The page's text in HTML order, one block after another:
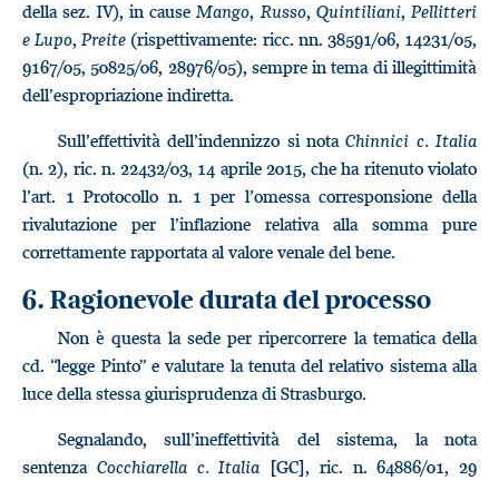
della sez. IV), in causeMango,Russo, Quintiliani, Pellitteri
e Lupo,Preite (rispettivamente: ricc. nn. 38591/06, 14231/05,
9167/05, 50825/06, 28976/05), sempre in tema di illegittimità
dell’espropriazione indiretta.
Sull’effettività dell’indennizzo si notaChinnici c. Italia
(n. 2), ric. n. 22432/03, 14 aprile 2015, che ha ritenuto violato
l’art. 1 Protocollo n. 1 per l’omessa corresponsione della
rivalutazione per l’inflazione relativa alla somma pure
correttamente rapportata al valore venale del bene.
6. Ragionevole durata del processo
Non è questa la sede per ripercorrere la tematica della
cd. “legge Pinto” e valutare la tenuta del relativo sistema alla
luce della stessa giurisprudenza di Strasburgo.
Segnalando, sull’ineffettività del sistema, la nota
sentenza Cocchiarella c. Italia [GC], ric. n. 64886/01, 29